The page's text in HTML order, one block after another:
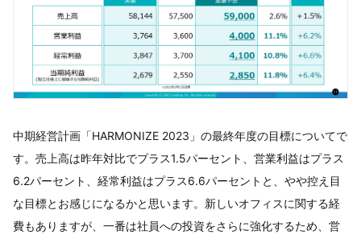
中期経営計画「HARMONIZE 2023」の最終年度の目標についてで
す。売上高は昨年対比でプラス1.5パーセント、営業利益はプラス
6.2パーセント、経常利益はプラス6.6パーセントと、やや控え目
な目標とお感じになるかと思います。新しいオフィスに関する経
費もありますが、一番は社員への投資をさらに強化するため、営